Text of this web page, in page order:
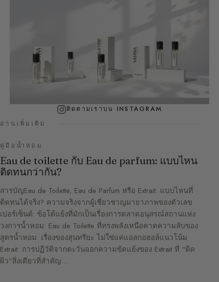
ติดตามเราบน INSTAGRAM
อ่านเพิ่มเติม
คู่มือน้ำหอม
Eau de toilette กับ Eau de parfum: แบบไหน
ติดทนกว่ากัน?
สารบัญEau de Toilette, Eau de Parfum หรือ Extrait: แบบไหนที่
ติดทนได้จริง? ความจริงจากผู้เชี่ยวชาญมายาภาพของตัวเลข
เปอร์เซ็นต์: ข้อโต้แย้งที่มักเป็นเรื่องการตลาดอนุสรณ์สถานแห่ง
วงการน้ำหอม: Eau de Toilette ที่ทรงพลังเหนือคาดความลับของ
สูตรน้ำหอม: เรื่องของสุนทรียะ ไม่ใช่แค่แอลกอฮอล์แนวโน้ม
Extrait: การปฏิวัติจากตะวันออกความขัดแย้งของ Extrait ที่ “ติด
ผิว”สิ่งเดียวที่สำคัญ:…